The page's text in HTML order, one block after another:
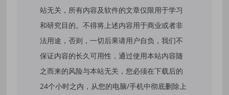
站无关，所有内容及软件的文章仅限用于学习
和研究目的。不得将上述内容用于商业或者非
法用途，否则，一切后果请用户自负，我们不
保证内容的长久可用性，通过使用本站内容随
之而来的风险与本站无关，您必须在下载后的
24个小时之内，从您的电脑/手机中彻底删除上